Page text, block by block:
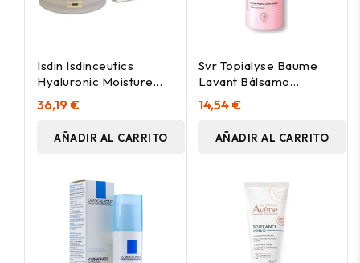
Isdin Isdinceutics
Hyaluronic Moisture
Crema Hidratante
Facial Piel Sensible, 50
36,19 €
AÑADIR AL CARRITO
Svr Topialyse Baume
Lavant Bálsamo
Limpiador Calmante
400Ml
14,54 €
AÑADIR AL CARRITO